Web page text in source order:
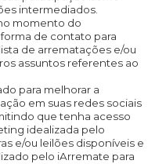
intermediados.
momento do
de contato para
de arrematações e/ou
assuntos referentes ao
para melhorar a
em suas redes sociais
que tenha acesso
idealizada pelo
e/ou leilões disponíveis e
pelo iArremate para